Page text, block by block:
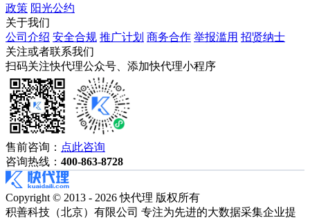
政策 阳光公约
关于我们
公司介绍 安全合规 推广计划 商务合作 举报滥用 招贤纳士
关注或者联系我们
扫码关注快代理公众号、添加快代理小程序
售前咨询： 点此咨询
咨询热线： 400-863-8728
Copyright © 2013 - 2026 快代理 版权所有
积善科技（北京）有限公司 专注为先进的大数据采集企业提